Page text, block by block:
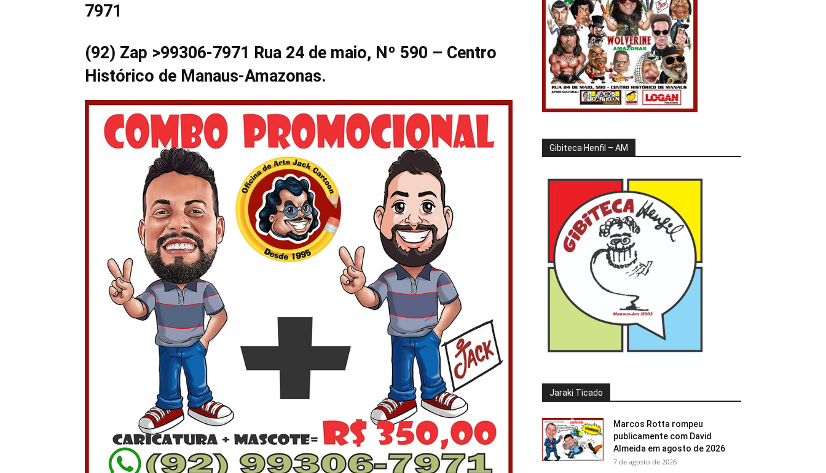
7971
(92) Zap >99306-7971 Rua 24 de maio, Nº 590 – Centro
Histórico de Manaus-Amazonas.
Gibiteca Henfil – AM
Jaraki Ticado
Marcos Rotta rompeu
publicamente com David
Almeida em agosto de 2026
7 de agosto de 2026